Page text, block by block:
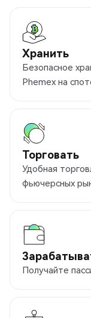
Хранить
Безопасное
Phemex на
Торговать
Удобная
фьючерсных
Получайте